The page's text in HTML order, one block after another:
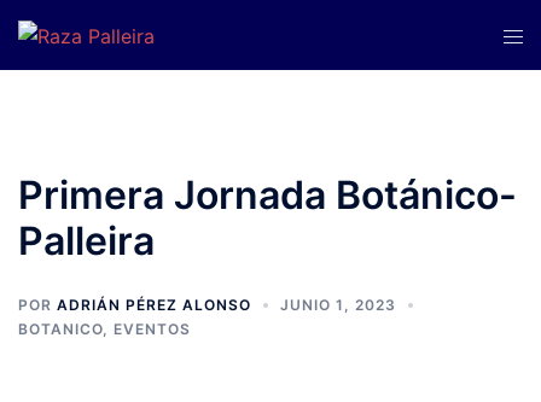
Saltar
contenido
Primera Jornada Botánico-
Palleira
POR ADRIÁN PÉREZ ALONSO
JUNIO 1, 2023
BOTANICO
EVENTOS